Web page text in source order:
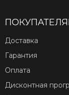
Доставка
Гарантия
Оплата
Дисконтная